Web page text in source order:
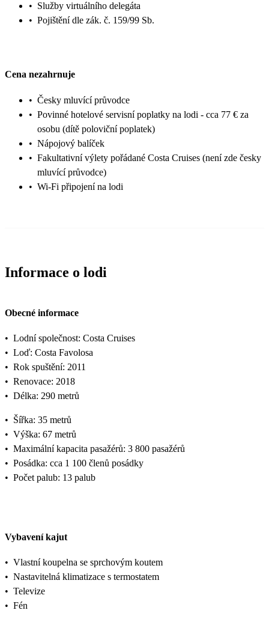
• Služby virtuálního delegáta
• Pojištění dle zák. č. 159/99 Sb.
Cena nezahrnuje
• Česky mluvící průvodce
• Povinné hotelové servisní poplatky na lodi - cca 77 € za
osobu (dítě poloviční poplatek)
• Nápojový balíček
• Fakultativní výlety pořádané Costa Cruises (není zde česky
mluvící průvodce)
• Wi-Fi připojení na lodi
Informace o lodi
Obecné informace
• Lodní společnost: Costa Cruises
• Loď: Costa Favolosa
• Rok spuštění: 2011
• Renovace: 2018
• Délka: 290 metrů
• Šířka: 35 metrů
• Výška: 67 metrů
• Maximální kapacita pasažérů: 3 800 pasažérů
• Posádka: cca 1 100 členů posádky
• Počet palub: 13 palub
Vybavení kajut
• Vlastní koupelna se sprchovým koutem
• Nastavitelná klimatizace s termostatem
• Televize
• Fén